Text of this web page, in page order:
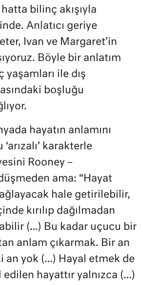
bilinç akışıyla
Anlatıcı geriye
Ivan ve Margaret’in
Böyle bir anlatım
ile dış
boşluğu
hayatın anlamını
karakterle
Rooney –
ama: “Hayat
hale getirilebilir,
kırılıp dağılmadan
(…) Bu kadar uçucu bir
anlam çıkarmak. Bir an
an yok (…) Hayal etmek de
edilen hayattır yalnızca (…)